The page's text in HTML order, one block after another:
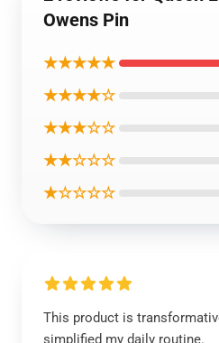
Owens Pin
★★★★★
★★★★☆
★★★☆☆
★★☆☆☆
★☆☆☆☆
This product is
simplified my daily routine.